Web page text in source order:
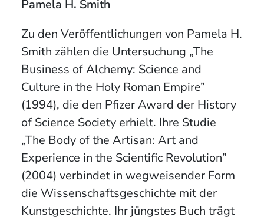
Pamela H. Smith
Zu den Veröffentlichungen von Pamela H.
Smith zählen die Untersuchung „The
Business of Alchemy: Science and
Culture in the Holy Roman Empire”
(1994), die den Pfizer Award der History
of Science Society erhielt. Ihre Studie
„The Body of the Artisan: Art and
Experience in the Scientific Revolution”
(2004) verbindet in wegweisender Form
die Wissenschaftsgeschichte mit der
Kunstgeschichte. Ihr jüngstes Buch trägt